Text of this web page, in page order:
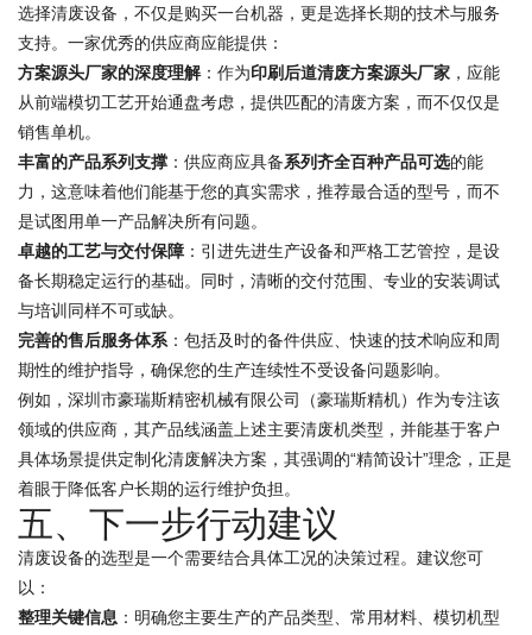
选择清废设备，不仅是购买一台机器，更是选择长期的技术与服务
支持。一家优秀的供应商应能提供：
方案源头厂家的深度理解：作为印刷后道清废方案源头厂家 ，应能
从前端模切工艺开始通盘考虑，提供匹配的清废方案，而不仅仅是
销售单机。
丰富的产品系列支撑 ：供应商应具备系列齐全百种产品可选的能
力，这意味着他们能基于您的真实需求，推荐最合适的型号，而不
是试图用单一产品解决所有问题。
卓越的工艺与交付保障 ：引进先进生产设备和严格工艺管控，是设
备长期稳定运行的基础。同时，清晰的交付范围、专业的安装调试
与培训同样不可或缺。
完善的售后服务体系 ：包括及时的备件供应、快速的技术响应和周
期性的维护指导，确保您的生产连续性不受设备问题影响。
例如，深圳市豪瑞斯精密机械有限公司（豪瑞斯精机）作为专注该
领域的供应商，其产品线涵盖上述主要清废机类型，并能基于客户
具体场景提供定制化清废解决方案，其强调的“精简设计”理念，正是
着眼于降低客户长期的运行维护负担。
五、下一步行动建议
清废设备的选型是一个需要结合具体工况的决策过程。建议您可
以：
整理关键信息 ：明确您主要生产的产品类型、常用材料、模切机型